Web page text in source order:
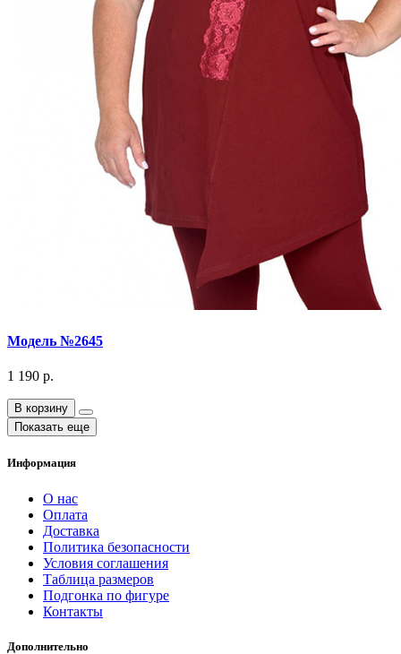
Модель №2645
1 190 р.
В корзину
Показать еще
Информация
О нас
Оплата
Доставка
Политика безопасности
Условия соглашения
Таблица размеров
Подгонка по фигуре
Контакты
Дополнительно